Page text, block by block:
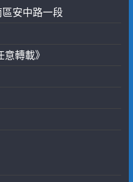
安中路一段
轉載》